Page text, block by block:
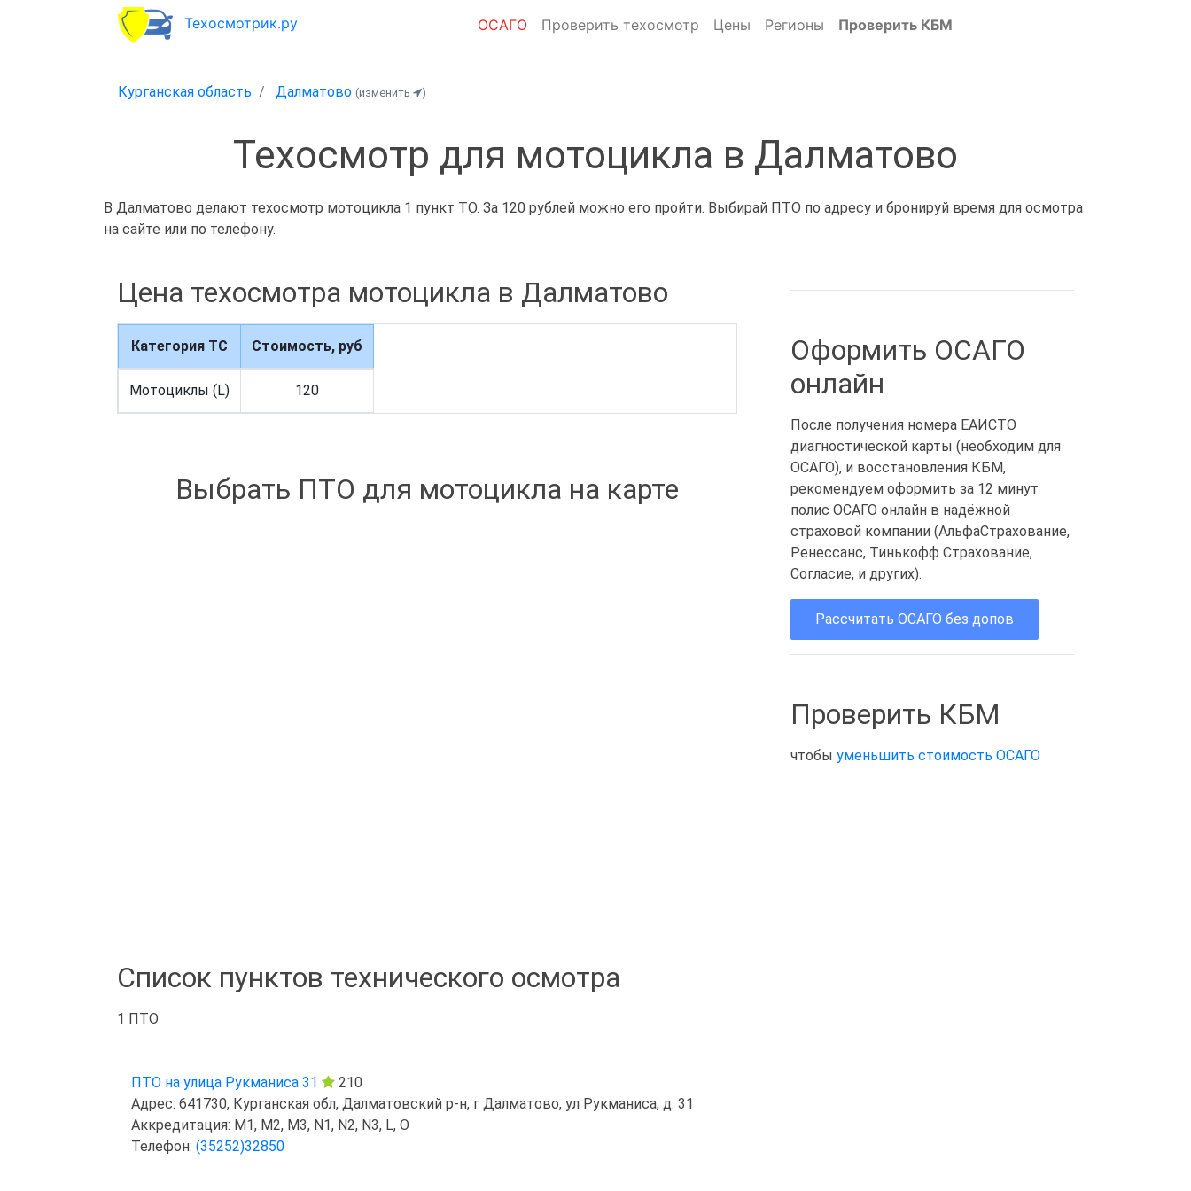
Техосмотрик.ру ОСАГО Проверить техосмотр Цены Регионы Проверить КБМ
Курганская область Далматово (изменить )
Техосмотр для мотоцикла в Далматово
В Далматово делают техосмотр мотоцикла 1 пункт ТО. За 120 рублей можно его пройти. Выбирай ПТО по адресу и бронируй время для осмотра
на сайте или по телефону.
Цена техосмотра мотоцикла в Далматово
Категория ТС Стоимость, руб
Мотоциклы (L) 120
Выбрать ПТО для мотоцикла на карте
Список пунктов технического осмотра
1 ПТО
ПТО на улица Рукманиса 31
210
Адрес: 641730, Курганская обл, Далматовский р-н, г Далматово, ул Рукманиса, д. 31
Аккредитация: M1, M2, M3, N1, N2, N3, L, O
Телефон: (35252)32850
Оформить ОСАГО
онлайн
После получения номера ЕАИСТО
диагностической карты (необходим для
ОСАГО), и восстановления КБМ,
рекомендуем оформить за 12 минут
полис ОСАГО онлайн в надёжной
страховой компании (АльфаСтрахование,
Ренессанс, Тинькофф Страхование,
Согласие, и других).
Рассчитать ОСАГО без допов
Проверить КБМ
чтобы уменьшить стоимость ОСАГО